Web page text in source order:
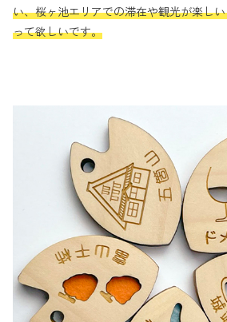
い、桜ヶ池エリアでの滞在や観光が楽し
って欲しいです。